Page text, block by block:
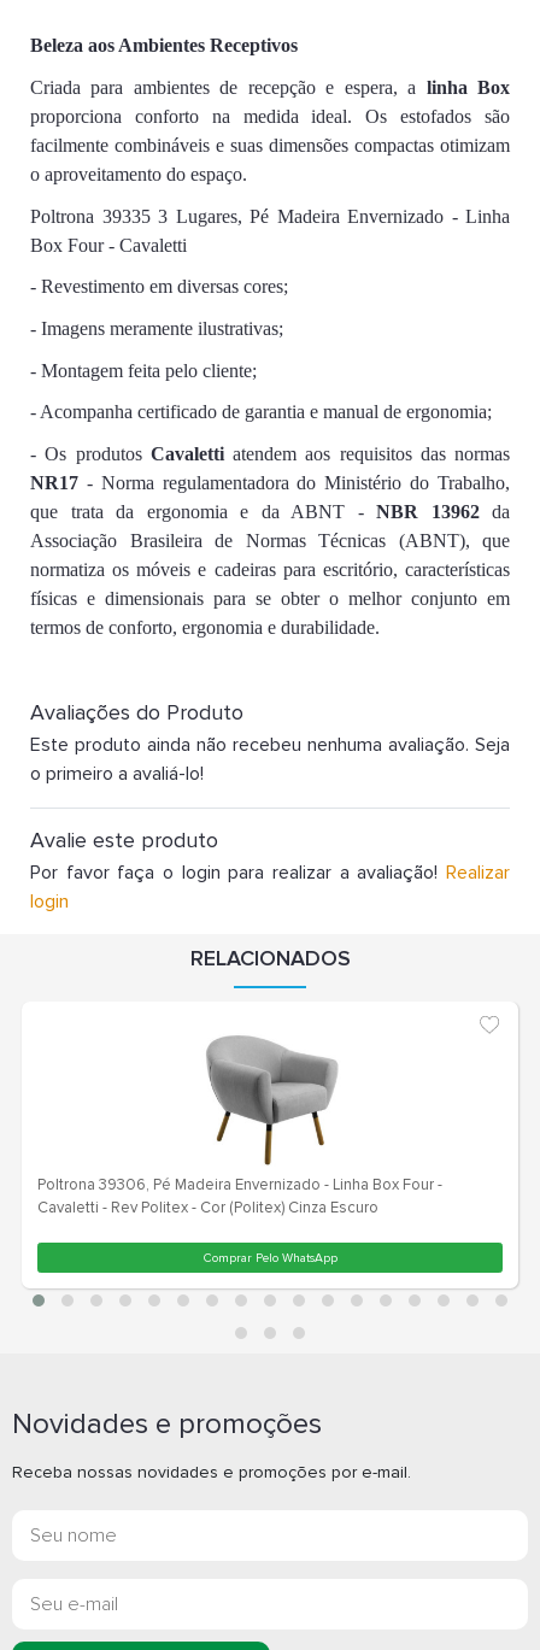
Beleza aos Ambientes Receptivos
Criada para ambientes de recepção e espera, a linha Box
proporciona conforto na medida ideal. Os estofados são
facilmente combináveis e suas dimensões compactas otimizam
o aproveitamento do espaço.
Poltrona 39335 3 Lugares, Pé Madeira Envernizado - Linha
Box Four - Cavaletti
- Revestimento em diversas cores;
- Imagens meramente ilustrativas;
- Montagem feita pelo cliente;
- Acompanha certificado de garantia e manual de ergonomia;
- Os produtos Cavaletti atendem aos requisitos das normas
NR17 - Norma regulamentadora do Ministério do Trabalho,
que trata da ergonomia e da ABNT - NBR 13962da
Associação Brasileira de Normas Técnicas (ABNT), que
normatiza os móveis e cadeiras para escritório, características
físicas e dimensionais para se obter o melhor conjunto em
termos de conforto, ergonomia e durabilidade.
Avaliações do Produto
Este produto ainda não recebeu nenhuma avaliação. Seja
o primeiro a avaliá-lo!
Avalie este produto
Por favor faça o login para realizar a avaliação! Realizar
login
RELACIONADOS
Novidades e promoções
Receba nossas novidades e promoções por e-mail.